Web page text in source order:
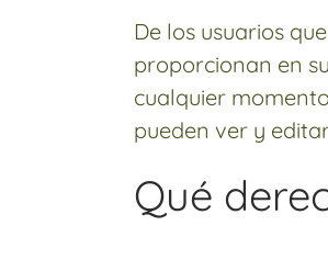
De los usuarios
proporcionan en
cualquier
pueden ver y
Qué